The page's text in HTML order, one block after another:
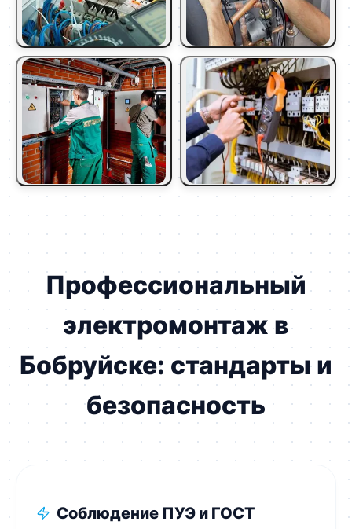
Профессиональный
электромонтаж в
Бобруйске: стандарты и
безопасность
Соблюдение ПУЭ и ГОСТ